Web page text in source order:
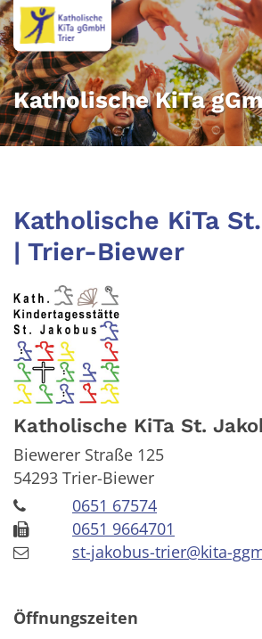
Zum Inhalt springen
Katholische KiTa
Katholische KiTa
| Trier-Biewer
Katholische KiTa St.
Biewerer Straße 125
54293 Trier-Biewer
0651 67574
0651 9664701
st-jakobus-trier@kita-
Öffnungszeiten